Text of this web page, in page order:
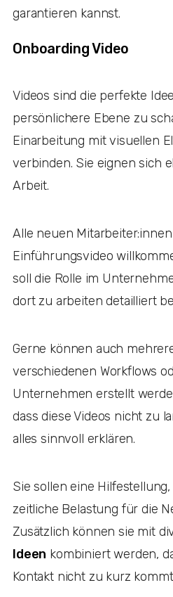
garantieren kannst.
Onboarding Video
Videos sind die perfekte
persönlichere Ebene zu
Einarbeitung mit visuellen
verbinden. Sie eignen sich
Arbeit.
Alle neuen
Einführungsvideo
soll die Rolle im
dort zu arbeiten detailliert
Gerne können auch
verschiedenen Workflows
Unternehmen erstellt
dass diese Videos nicht zu
alles sinnvoll erklären.
Sie sollen eine
zeitliche Belastung für die
Zusätzlich können sie mit
Ideen kombiniert werden,
Kontakt nicht zu kurz